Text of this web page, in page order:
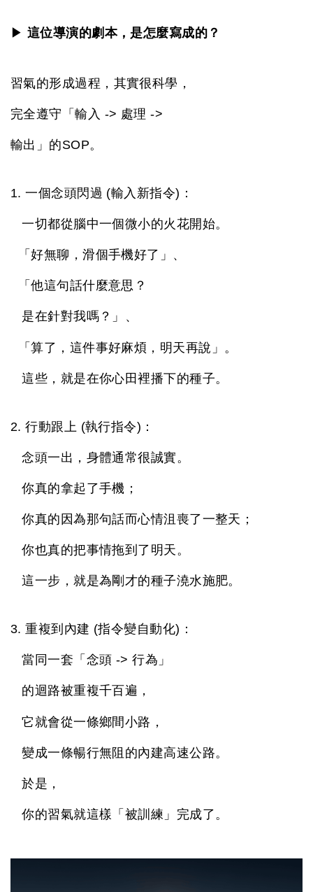
▶ 這位導演的劇本，是怎麼寫成的？
習氣的形成過程，其實很科學，
完全遵守「輸入 -> 處理 ->
輸出」的SOP。
1. 一個念頭閃過 (輸入新指令) ：
一切都從腦中一個微小的火花開始。
「好無聊，滑個手機好了」、
「他這句話什麼意思？
是在針對我嗎？」、
「算了，這件事好麻煩，明天再說」。
這些，就是在你心田裡播下的種子。
2. 行動跟上 (執行指令)：
念頭一出，身體通常很誠實。
你真的拿起了手機；
你真的因為那句話而心情沮喪了一整天；
你也真的把事情拖到了明天。
這一步，就是為剛才的種子澆水施肥。
3. 重複到內建 (指令變自動化)：
當同一套「念頭 -> 行為」
的迴路被重複千百遍，
它就會從一條鄉間小路，
變成一條暢行無阻的內建高速公路。
於是，
你的習氣就這樣「被訓練」完成了。